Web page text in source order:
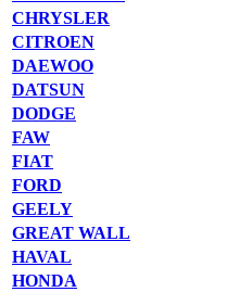
CHRYSLER
CITROEN
DAEWOO
DATSUN
DODGE
FAW
FIAT
FORD
GEELY
GREAT WALL
HAVAL
HONDA